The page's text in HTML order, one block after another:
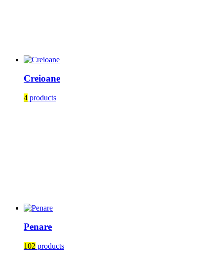
Creioane
4 products
Penare
102 products